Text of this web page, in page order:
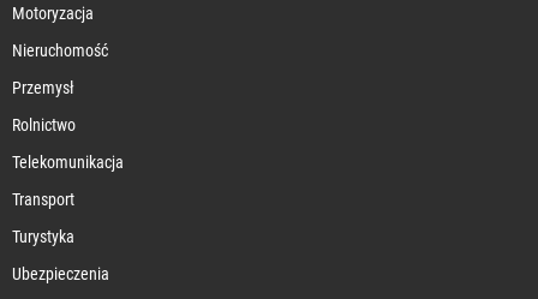
Motoryzacja
Nieruchomość
Przemysł
Rolnictwo
Telekomunikacja
Transport
Turystyka
Ubezpieczenia